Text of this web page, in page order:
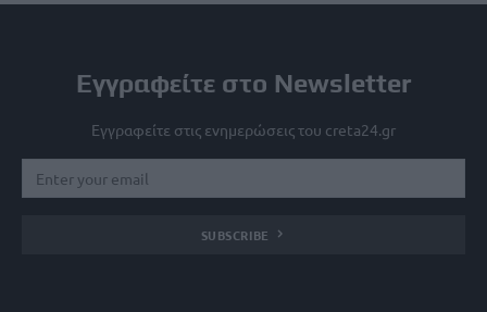
Εγγραφείτε στο Newsletter
Εγγραφείτε στις ενημερώσεις του creta24.gr
SUBSCRIBE